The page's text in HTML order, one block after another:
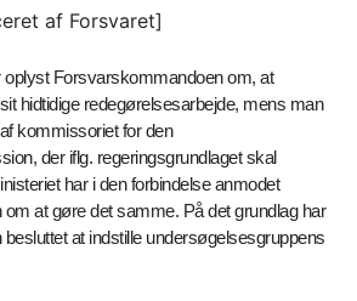
af Forsvaret]
Forsvarskommandoen om, at
hidtidige redegørelsesarbejde, mens man
kommissoriet for den
der iflg. regeringsgrundlaget skal
har i den forbindelse anmodet
at gøre det samme. På det grundlag har
at indstille undersøgelsesgruppens